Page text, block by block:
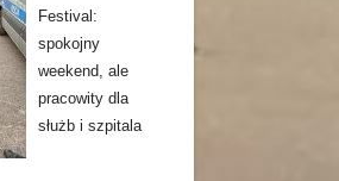
Festival:
spokojny
weekend, ale
pracowity dla
służb i szpitala